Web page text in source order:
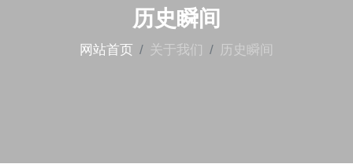
历史瞬间
网站首页 关于我们 历史瞬间